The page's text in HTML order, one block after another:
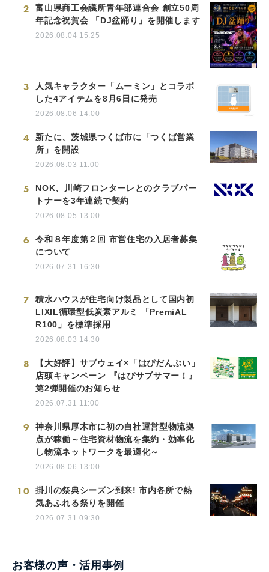
2
富山県商工会議所青年部連合会 創立50周
年記念祝賀会 「DJ盆踊り」を開催します
2026.08.04 15:25
3
人気キャラクター「ムーミン」とコラボ
した4アイテムを8月6日に発売
2026.08.06 14:00
4
新たに、茨城県つくば市に「つくば営業
所」を開設
2026.08.03 11:00
5
NOK、川崎フロンターレとのクラブパー
トナーを3年連続で契約
2026.08.05 13:00
6
令和８年度第２回 市営住宅の入居者募集
について
2026.07.31 16:30
7
積水ハウスが住宅向け製品として国内初
LIXIL循環型低炭素アルミ 「PremiAL
R100」を標準採用
2026.08.03 14:30
8
【大好評】サブウェイ×「はぴだんぶい」
店頭キャンペーン 『はぴサブサマー！』
第2弾開催のお知らせ
2026.07.31 11:00
9
神奈川県厚木市に初の自社運営型物流拠
点が稼働～住宅資材物流を集約・効率化
し物流ネットワークを最適化～
2026.08.06 13:00
10
掛川の祭典シーズン到来! 市内各所で熱
気あふれる祭りを開催
2026.07.31 09:30
お客様の声・活用事例